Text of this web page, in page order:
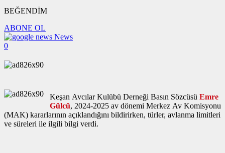
BEĞENDİM
ABONE OL
News
0
Keşan Avcılar Kulübü Derneği Basın Sözcüsü Emre
Gülcü, 2024-2025 av dönemi Merkez Av Komisyonu
(MAK) kararlarının açıklandığını bildirirken, türler, avlanma limitleri
ve süreleri ile ilgili bilgi verdi.